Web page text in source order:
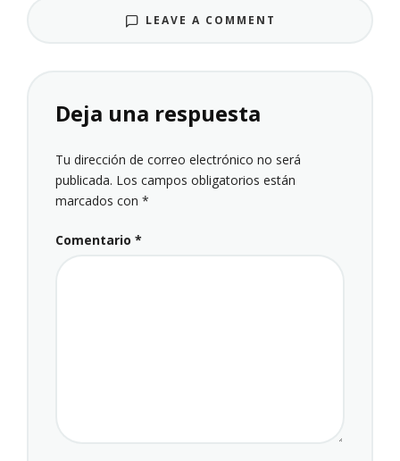
LEAVE A COMMENT
Deja una respuesta
Tu dirección de correo electrónico no será
publicada. Los campos obligatorios están
marcados con *
Comentario *